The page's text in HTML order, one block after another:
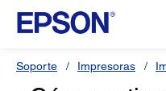
Soporte Impresoras